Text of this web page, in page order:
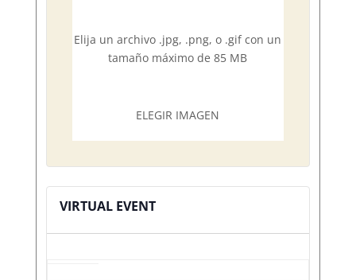
Elija un archivo .jpg, .png, o .gif con un
tamaño máximo de 85 MB
del
ELEGIR IMAGEN
archivo
VIRTUAL EVENT